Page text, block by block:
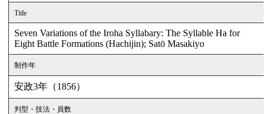
Title
Seven Variations of the Iroha Syllabary: The Syllable Ha for
Eight Battle Formations (Hachijin); Satō Masakiyo
制作年
安政3年（1856）
判型・技法・員数